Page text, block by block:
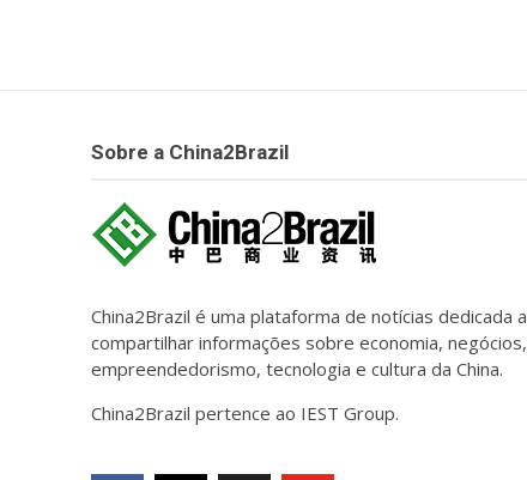
Sobre a China2Brazil
China2Brazil é uma plataforma de notícias dedicada a
compartilhar informações sobre economia, negócios,
empreendedorismo, tecnologia e cultura da China.
China2Brazil pertence ao IEST Group.